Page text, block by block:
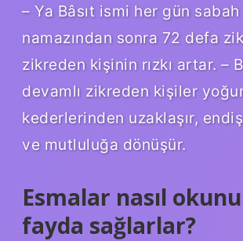
– Ya Bâsıt ismi her gün sabah
namazından sonra 72 defa
zikreden kişinin rızkı artar. –
devamlı zikreden kişiler
kederlerinden uzaklaşır,
ve mutluluğa dönüşür.
Esmalar nasıl
fayda sağlarlar?